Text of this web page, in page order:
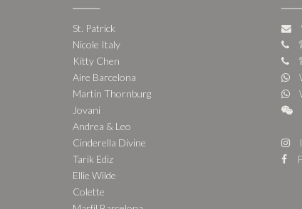
St. Patrick
Nicole Italy
Kitty Chen
Aire Barcelona
Martin Thornburg
Jovani
Andrea & Leo
Cinderella Divine
Tarik Ediz
Ellie Wilde
Colette